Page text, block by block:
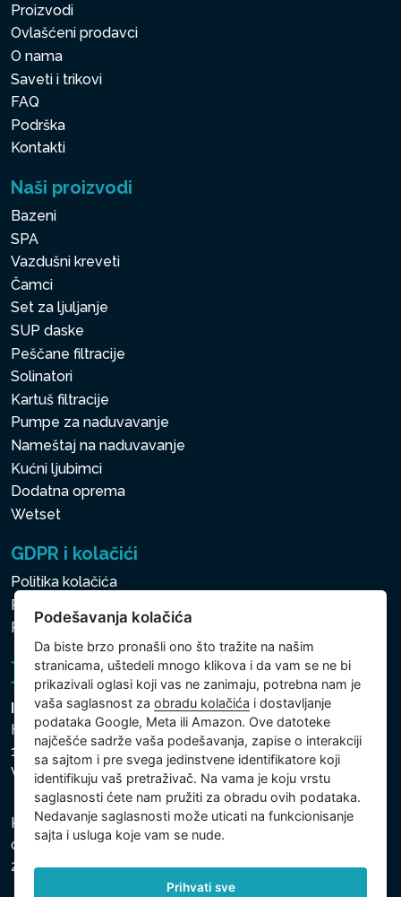
Proizvodi
Ovlašćeni prodavci
O nama
Saveti i trikovi
FAQ
Podrška
Kontakti
Naši proizvodi
Bazeni
SPA
Vazdušni kreveti
Čamci
Set za ljuljanje
SUP daske
Peščane filtracije
Solinatori
Kartuš filtracije
Pumpe za naduvavanje
Nameštaj na naduvavanje
Kućni ljubimci
Dodatna oprema
Wetset
GDPR i kolačići
Politika kolačića
Politika zaštite ličnih i drugih obrađivanih podataka
Politika kolačića
Intex Trading, s.r.o.
Hradecká 2526/3
130 00 Praha 3
Vinohrady - Česká republika
Kompanija je registrovana u Opštinskom sudu u Pragu,
odeljak C, uložak 74759, Identifikacioni broj kompanije:
26150808, Poreski identifikacioni broj: CZ26150808.
Podešavanja kolačića
Da biste brzo pronašli ono što tražite na našim
stranicama, uštedeli mnogo klikova i da vam se ne bi
prikazivali oglasi koji vas ne zanimaju, potrebna nam je
vaša saglasnost zaobradu kolačića i dostavljanje
podataka Google, Meta ili Amazon. Ove datoteke
najčešće sadrže vaša podešavanja, zapise o interakciji
sa sajtom i pre svega jedinstvene identifikatore koji
identifikuju vaš pretraživač. Na vama je koju vrstu
saglasnosti ćete nam pružiti za obradu ovih podataka.
Nedavanje saglasnosti može uticati na funkcionisanje
sajta i usluga koje vam se nude.
Prihvati sve